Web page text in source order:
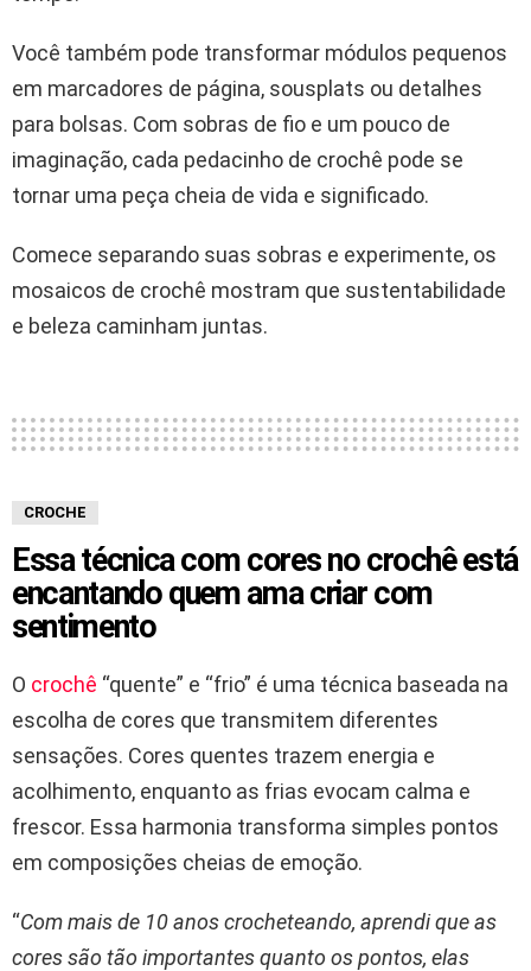
Você também pode transformar módulos pequenos
em marcadores de página, sousplats ou detalhes
para bolsas. Com sobras de fio e um pouco de
imaginação, cada pedacinho de crochê pode se
tornar uma peça cheia de vida e significado.
Comece separando suas sobras e experimente, os
mosaicos de crochê mostram que sustentabilidade
e beleza caminham juntas.
CROCHE
Essa técnica com cores no crochê está
encantando quem ama criar com
sentimento
O crochê “quente” e “frio” é uma técnica baseada na
escolha de cores que transmitem diferentes
sensações. Cores quentes trazem energia e
acolhimento, enquanto as frias evocam calma e
frescor. Essa harmonia transforma simples pontos
em composições cheias de emoção.
“Com mais de 10 anos crocheteando, aprendi que as
cores são tão importantes quanto os pontos, elas